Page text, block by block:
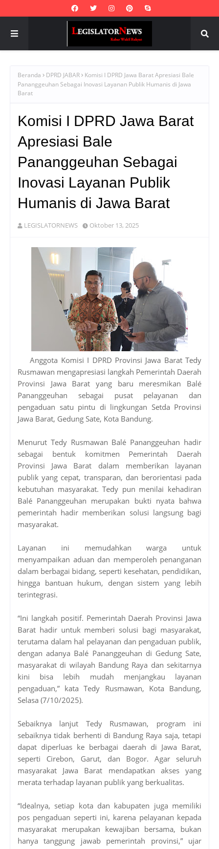
Beranda DPRD JABAR
Komisi I DPRD Jawa Barat Apresiasi Bale
Pananggeuhan Sebagai Inovasi Layanan Publik Humanis di Jawa
Barat
Komisi I DPRD Jawa Barat
Apresiasi Bale
Pananggeuhan Sebagai
Inovasi Layanan Publik
Humanis di Jawa Barat
LEGISLATORNEWS Oktober 13, 2025
Anggota Komisi I DPRD Provinsi Jawa Barat Tedy
Rusmawan mengapresiasi langkah Pemerintah Daerah
Provinsi Jawa Barat yang baru meresmikan Balé
Pananggeuhan sebagai pusat pelayanan dan
pengaduan satu pintu di lingkungan Setda Provinsi
Jawa Barat, Gedung Sate, Kota Bandung.
Menurut Tedy Rusmawan Balé Pananggeuhan hadir
sebagai bentuk komitmen Pemerintah Daerah
Provinsi Jawa Barat dalam memberikan layanan
publik yang cepat, transparan, dan berorientasi pada
kebutuhan masyarakat. Tedy pun menilai kehadiran
Balé Pananggeuhan merupakan bukti nyata bahwa
pemerintah hadir memberikan solusi langsung bagi
masyarakat.
Layanan ini memudahkan warga untuk
menyampaikan aduan dan memperoleh penanganan
dalam berbagai bidang, seperti kesehatan, pendidikan,
hingga bantuan hukum, dengan sistem yang lebih
terintegrasi.
“Ini langkah positif. Pemerintah Daerah Provinsi Jawa
Barat hadir untuk memberi solusi bagi masyarakat,
terutama dalam hal pelayanan dan pengaduan publik,
dengan adanya Balé Pananggeuhan di Gedung Sate,
masyarakat di wilayah Bandung Raya dan sekitarnya
kini bisa lebih mudah menjangkau layanan
pengaduan,” kata Tedy Rusmawan, Kota Bandung,
Selasa (7/10/2025).
Sebaiknya lanjut Tedy Rusmawan, program ini
sebaiknya tidak berhenti di Bandung Raya saja, tetapi
dapat diperluas ke berbagai daerah di Jawa Barat,
seperti Cirebon, Garut, dan Bogor. Agar seluruh
masyarakat Jawa Barat mendapatkan akses yang
merata terhadap layanan publik yang berkualitas.
“Idealnya, setiap kota dan kabupaten juga memiliki
pos pengaduan seperti ini, karena pelayanan kepada
masyarakat merupakan kewajiban bersama, bukan
hanya tanggung jawab pemerintah provinsi,” ujar